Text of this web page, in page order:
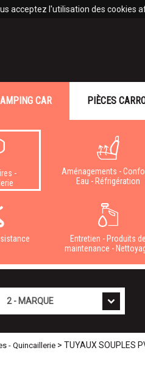
acceptez l'utilisation des
CAR
-
Aménagements -
Eau - Réfrigération
Entretien - Produits de
maintenance -
PIÈCES
- Quincaillerie > TUYAUX SOUPLES